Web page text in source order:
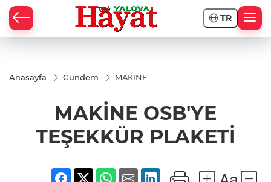
TR
Anasayfa Gündem
MAKİNE
PLAKETİ
MAKİNE OSB'YE
TEŞEKKÜR PLAKETİ